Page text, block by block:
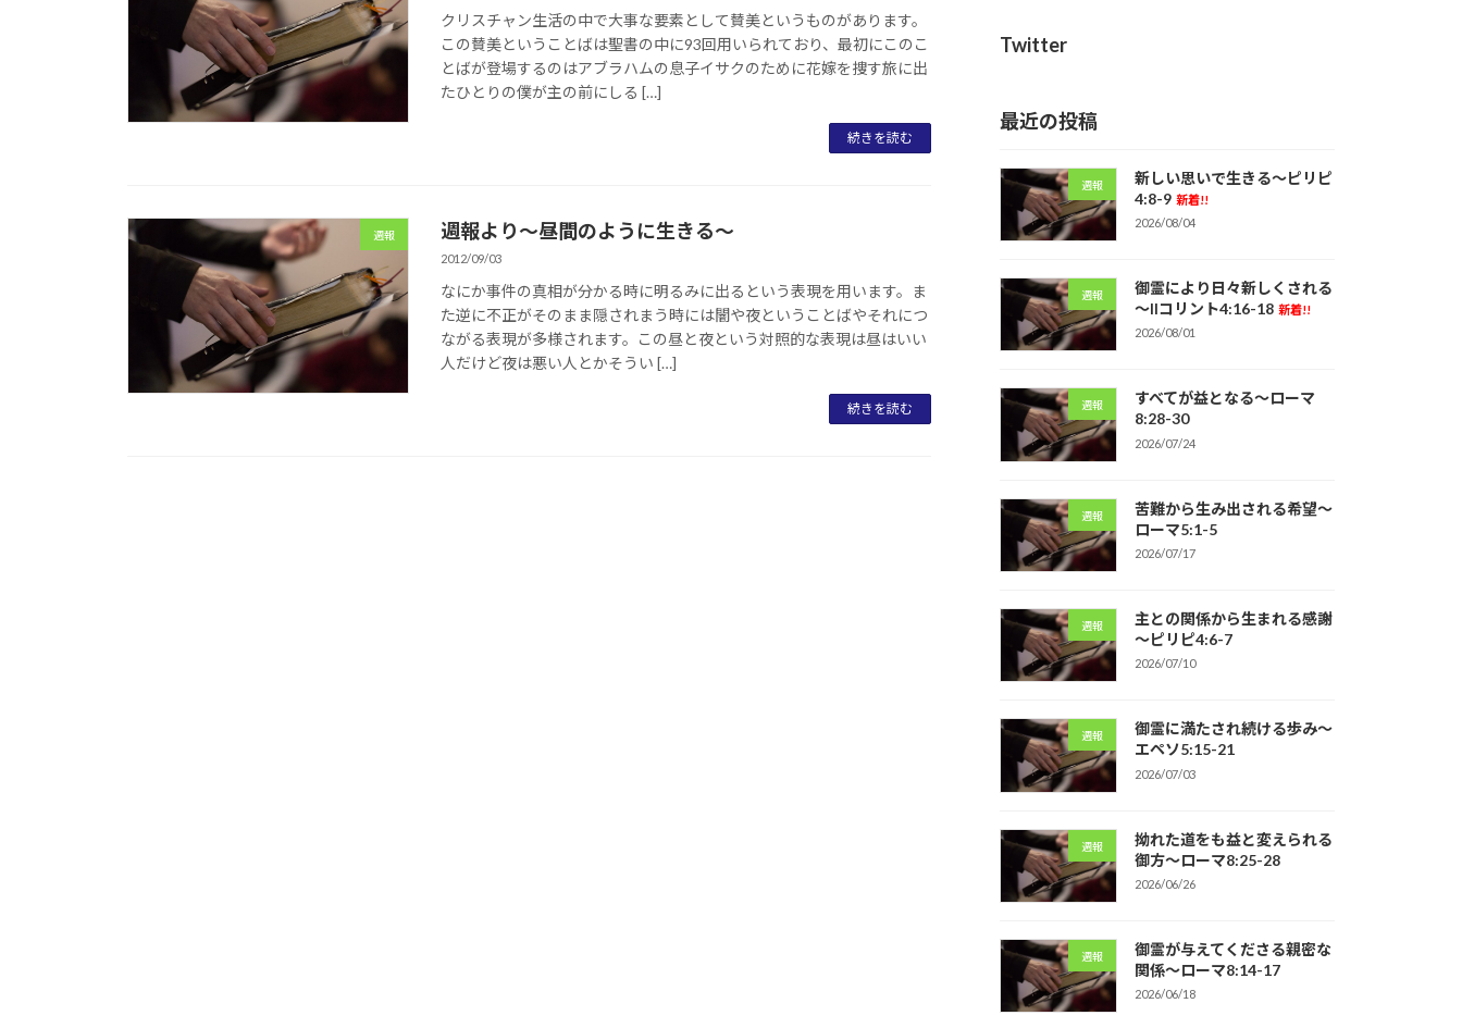
クリスチャン生活の中で大事な要素として賛美というものがあります。
この賛美ということばは聖書の中に93回用いられており、最初にこのこ
とばが登場するのはアブラハムの息子イサクのために花嫁を捜す旅に出
たひとりの僕が主の前にしる […]
続きを読む
週報 週報より～昼間のように生きる～
2012/09/03
なにか事件の真相が分かる時に明るみに出るという表現を用います。ま
た逆に不正がそのまま隠されまう時には闇や夜ということばやそれにつ
ながる表現が多様されます。この昼と夜という対照的な表現は昼はいい
人だけど夜は悪い人とかそうい […]
続きを読む
Twitter
最近の投稿
週報
新しい思いで生きる～ピリピ
4:8-9 新着!!
2026/08/04
週報
御霊により日々新しくされる
～IIコリント4:16-18 新着!!
2026/08/01
週報
すべてが益となる～ローマ
8:28-30
2026/07/24
週報
苦難から生み出される希望～
ローマ5:1-5
2026/07/17
週報
主との関係から生まれる感謝
～ピリピ4:6-7
2026/07/10
週報
御霊に満たされ続ける歩み～
エペソ5:15-21
2026/07/03
週報
拗れた道をも益と変えられる
御方～ローマ8:25-28
2026/06/26
週報
御霊が与えてくださる親密な
関係～ローマ8:14-17
2026/06/18